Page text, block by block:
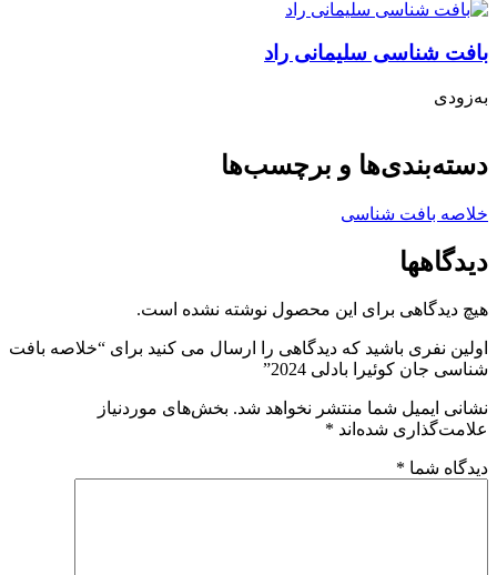
بافت شناسی سلیمانی راد
به‌زودی
دسته‌بندی‌ها و برچسب‌ها
خلاصه بافت شناسی
دیدگاهها
هیچ دیدگاهی برای این محصول نوشته نشده است.
اولین نفری باشید که دیدگاهی را ارسال می کنید برای “خلاصه بافت
شناسی جان کوئیرا بادلی 2024”
نشانی ایمیل شما منتشر نخواهد شد. بخش‌های موردنیاز
علامت‌گذاری شده‌اند *
دیدگاه شما *